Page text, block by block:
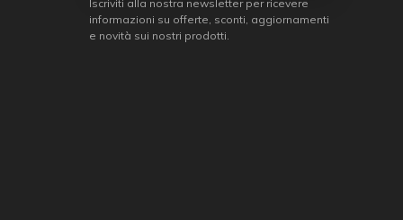
Iscriviti alla nostra newsletter per ricevere
informazioni su offerte, sconti, aggiornamenti
e novità sui nostri prodotti.